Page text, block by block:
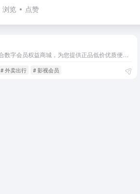
浏览 点赞
# 外卖出行 # 影视会员